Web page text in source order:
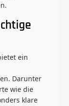
ein
Darunter
wie die
klare